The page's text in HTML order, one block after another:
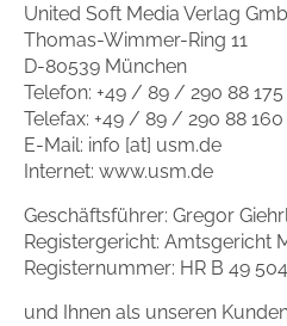
Krimi und Thriller
Abenteuer & Wissen
Ratgeber und
Reihen
Kontakt
Jobs
Handel
Presse
Blogger und Influencer
United Soft Media Verlag
Thomas-Wimmer-Ring 11
D-80539 München
Telefon: +49 / 89 / 290 88 175
Telefax: +49 / 89 / 290 88 160
E-Mail: info [at] usm.de
Internet: www.usm.de
Geschäftsführer: Gregor
Registergericht: Amtsgericht
Registernummer: HR B 49 504
und Ihnen als unseren